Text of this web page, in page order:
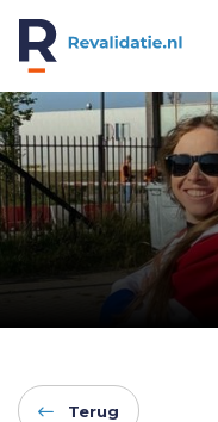
REVALIDATIE.NL
Terug